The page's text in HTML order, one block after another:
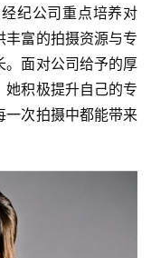
纪公司重点培养对
丰富的拍摄资源与专
。面对公司给予的厚
她积极提升自己的专
一次拍摄中都能带来